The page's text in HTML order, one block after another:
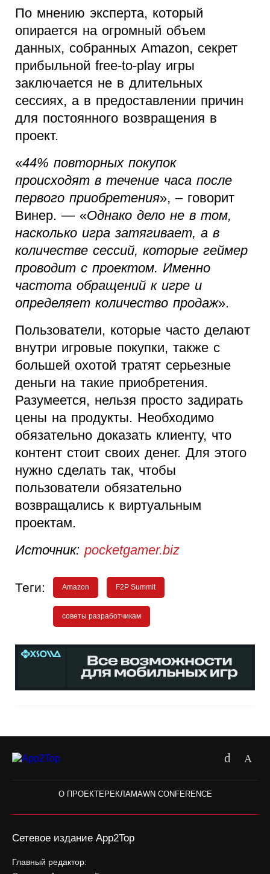
По мнению эксперта, который
опирается на огромный объем
данных, собранных Amazon, секрет
прибыльной free-to-play игры
заключается не в длительных
сессиях, а в предоставлении причин
для постоянного возвращения в
проект.
«44% повторных покупок
происходят в течение часа после
первого приобретения», – говорит
Винер. — «Однако дело не в том,
насколько игра затягивает, а в
количестве сессий, которые геймер
проводит с проектом. Именно
частота обращений к игре и
определяет количество продаж».
Пользователи, которые часто делают
внутри игровые покупки, также с
большей охотой тратят серьезные
деньги на такие приобретения.
Разумеется, нельзя просто задирать
цены на продукты. Необходимо
обязательно доказать клиенту, что
контент стоит своих денег. Для этого
нужно сделать так, чтобы
пользователи обязательно
возвращались к виртуальным
проектам.
Источник: pocketgamer.biz
Теги: Amazon F2P Summit
советы разработчикам
О ПРОЕКТЕРЕКЛАМАWN CONFERENCE
Сетевое издание App2Top
Главный редактор: